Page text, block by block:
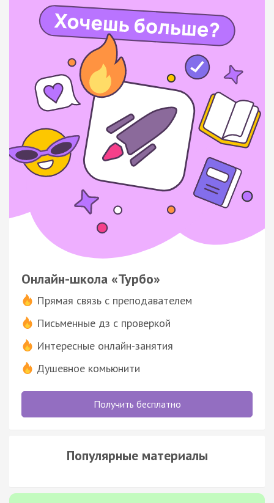
Онлайн-школа «Турбо»
Прямая связь с преподавателем
Письменные дз с проверкой
Интересные онлайн-занятия
Душевное комьюнити
Получить бесплатно
Популярные материалы